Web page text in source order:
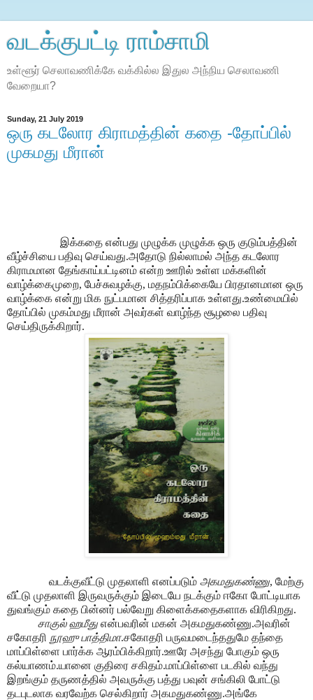
வடக்குபட்டி ராம்சாமி
உள்ளூர் செலாவணிக்கே வக்கில்ல இதுல அந்நிய செலாவணி
வேறையா?
Sunday, 21 July 2019
ஒரு கடலோர கிராமத்தின் கதை -தோப்பில்
முகமது மீரான்
இக்கதை என்பது முழுக்க முழுக்க ஒரு குடும்பத்தின்
வீழ்ச்சியை பதிவு செய்வது.அதோடு நில்லாமல் அந்த கடலோர
கிராமமான தேங்காய்பட்டினம் என்ற ஊரில் உள்ள மக்களின்
வாழ்க்கைமுறை, பேச்சுவழக்கு, மதநம்பிக்கையே பிரதானமான ஒரு
வாழ்க்கை என்று மிக நுட்பமான சித்தரிப்பாக உள்ளது.உண்மையில்
தோப்பில் முகம்மது மீரான் அவர்கள் வாழ்ந்த சூழலை பதிவு
செய்திருக்கிறார்.
வடக்குவீட்டு முதலாளி எனப்படும் அகமதுகண்ணு, மேற்கு
வீட்டு முதலாளி இருவருக்கும் இடையே நடக்கும் ஈகோ போட்டியாக
துவங்கும் கதை பின்னர் பல்வேறு கிளைக்கதைகளாக விரிகிறது.
சாகுல் ஹமீது என்பவரின் மகன் அகமதுகண்ணு.அவரின்
சகோதரி நூஹு பாத்திமா.சகோதரி பருவமடைந்ததுமே தந்தை
மாப்பிள்ளை பார்க்க ஆரம்பிக்கிறார்.ஊரே அசந்து போகும் ஒரு
கல்யாணம்.யானை குதிரை சகிதம்.மாப்பிள்ளை படகில் வந்து
இறங்கும் தருணத்தில் அவருக்கு பத்து பவுன் சங்கிலி போட்டு
தடபுடலாக வரவேற்க செல்கிறார் அகமதுகண்ணு.அங்கே